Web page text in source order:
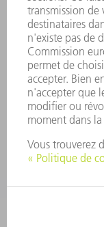
SÉCURITÉ
COMMUNIQUÉS
MAGAZINE
DURABILITÉ
ENVIRONNEMENT
SOCIAL ET SOCIÉTÉ
GESTION